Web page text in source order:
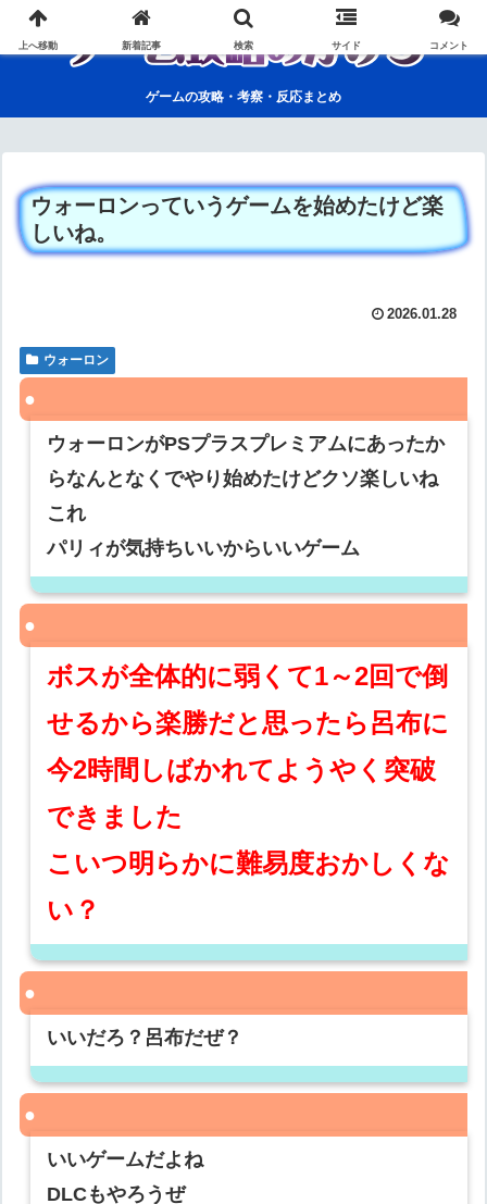
ゲームの攻略・考察・反応まとめ
ウォーロンっていうゲームを始めたけど楽
しいね。
2026.01.28
ウォーロン
ウォーロンがPSプラスプレミアムにあったか
らなんとなくでやり始めたけどクソ楽しいね
これ
パリィが気持ちいいからいいゲーム
ボスが全体的に弱くて1～2回で倒
せるから楽勝だと思ったら呂布に
今2時間しばかれてようやく突破
できました
こいつ明らかに難易度おかしくな
い？
いいだろ？呂布だぜ？
いいゲームだよね
DLCもやろうぜ
上へ移動 新着記事 検索 サイド コメント